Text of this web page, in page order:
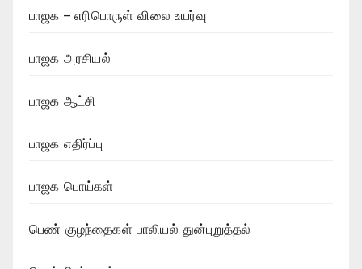
பாஜக – எரிபொருள் விலை உயர்வு
பாஜக அரசியல்
பாஜக ஆட்சி
பாஜக எதிர்ப்பு
பாஜக பொய்கள்
பெண் குழந்தைகள் பாலியல் துன்புறுத்தல்